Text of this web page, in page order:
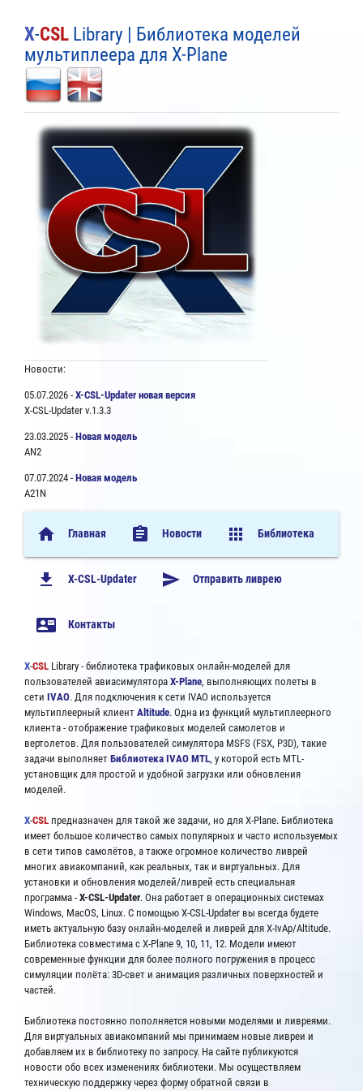
X-CSL Library | Библиотека моделей
мультиплеера для X-Plane
Новости:
05.07.2026 -X-CSL-Updater новая версия
X-CSL-Updater v.1.3.3
23.03.2025 -Новая модель
AN2
07.07.2024 -Новая модель
A21N
home Главная assignment Новости apps Библиотека
file_download X-CSL-Updater send Отправить ливрею
contact_mail Контакты
X-CSL Library - библиотека трафиковых онлайн-моделей для
пользователей авиасимулятораX-Plane, выполняющих полеты в
сетиIVAO. Для подключения к сети IVAO используется
мультиплеерный клиентAltitude. Одна из функций мультиплеерного
клиента - отображение трафиковых моделей самолетов и
вертолетов. Для пользователей симулятора MSFS (FSX, P3D), такие
задачи выполняетБиблиотека IVAO MTL, у которой есть MTL-
установщик для простой и удобной загрузки или обновления
моделей.
X-CSL предназначен для такой же задачи, но для X-Plane. Библиотека
имеет большое количество самых популярных и часто используемых
в сети типов самолётов, а также огромное количество ливрей
многих авиакомпаний, как реальных, так и виртуальных. Для
установки и обновления моделей/ливрей есть специальная
программа -X-CSL-Updater. Она работает в операционных системах
Windows, MacOS, Linux. C помощью X-CSL-Updater вы всегда будете
иметь актуальную базу онлайн-моделей и ливрей для X-IvAp/Altitude.
Библиотека совместима с X-Plane 9, 10, 11, 12. Модели имеют
современные функции для более полного погружения в процесс
симуляции полёта: 3D-свет и анимация различных поверхностей и
частей.
Библиотека постоянно пополняется новыми моделями и ливреями.
Для виртуальных авиакомпаний мы принимаем новые ливреи и
добавляем их в библиотеку по запросу. На сайте публикуются
новости обо всех изменениях библиотеки. Мы осуществляем
техническую поддержку через форму обратной связи в